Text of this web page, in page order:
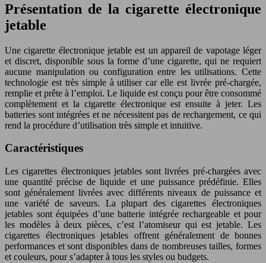
Présentation de la cigarette électronique
jetable
Une cigarette électronique jetable est un appareil de vapotage léger
et discret, disponible sous la forme d’une cigarette, qui ne requiert
aucune manipulation ou configuration entre les utilisations. Cette
technologie est très simple à utiliser car elle est livrée pré-chargée,
remplie et prête à l’emploi. Le liquide est conçu pour être consommé
complètement et la cigarette électronique est ensuite à jeter. Les
batteries sont intégrées et ne nécessitent pas de rechargement, ce qui
rend la procédure d’utilisation très simple et intuitive.
Caractéristiques
Les cigarettes électroniques jetables sont livrées pré-chargées avec
une quantité précise de liquide et une puissance prédéfinie. Elles
sont généralement livrées avec différents niveaux de puissance et
une variété de saveurs. La plupart des cigarettes électroniques
jetables sont équipées d’une batterie intégrée rechargeable et pour
les modèles à deux pièces, c’est l’atomiseur qui est jetable. Les
cigarettes électroniques jetables offrent généralement de bonnes
performances et sont disponibles dans de nombreuses tailles, formes
et couleurs, pour s’adapter à tous les styles ou budgets.